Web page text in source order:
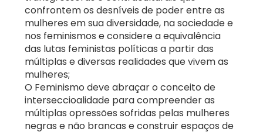
confrontem os desníveis de poder entre as
mulheres em sua diversidade, na sociedade e
nos feminismos e considere a equivalência
das lutas feministas políticas a partir das
múltiplas e diversas realidades que vivem as
mulheres;
O Feminismo deve abraçar o conceito de
interseccioalidade para compreender as
múltiplas opressões sofridas pelas mulheres
negras e não brancas e construir espaços de